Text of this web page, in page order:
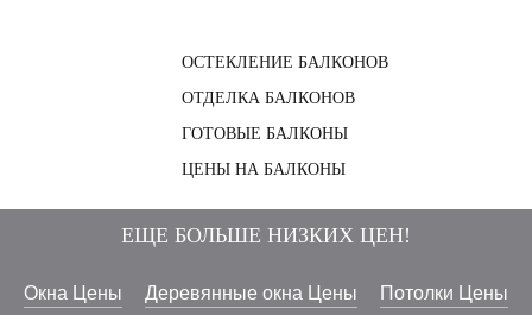
ОСТЕКЛЕНИЕ БАЛКОНОВ
ОТДЕЛКА БАЛКОНОВ
ГОТОВЫЕ БАЛКОНЫ
ЦЕНЫ НА БАЛКОНЫ
ЕЩЕ БОЛЬШЕ НИЗКИХ ЦЕН!
Окна Цены Деревянные окна Цены
Потолки Цены